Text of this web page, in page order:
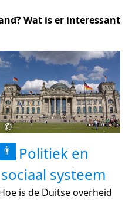
Wat is er interessant
©
👨
Politiek en
sociaal systeem
is de Duitse overheid